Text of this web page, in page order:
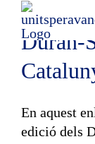
Skip
content
entre
Durán-
En aquest
edició dels